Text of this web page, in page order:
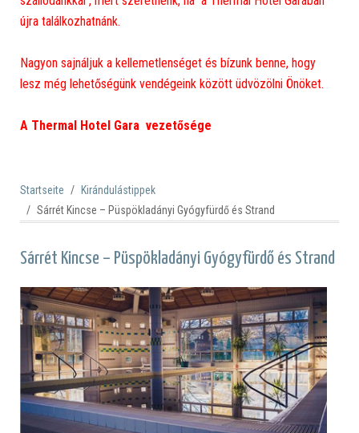
újra találkozhatnánk.
Nagyon sajnáljuk a kellemetlenséget és bízunk benne, hogy
lesz még lehetőségünk vendégeink között üdvözölni Önöket.
A Thermal Hotel Gara vezetősége
Startseite
Kirándulástippek
Sárrét Kincse – Püspökladányi Gyógyfürdő és Strand
Sárrét Kincse – Püspökladányi Gyógyfürdő és Strand